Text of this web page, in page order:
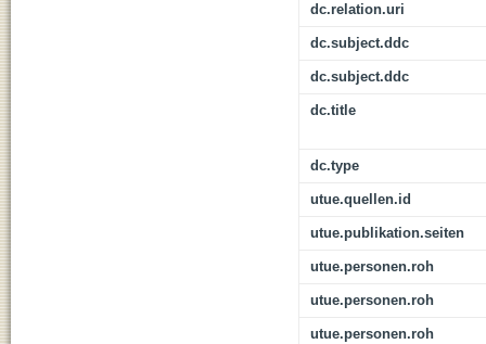
dc.relation.uri
dc.subject.ddc
dc.subject.ddc
dc.title
dc.type
utue.quellen.id
utue.publikation.seiten
utue.personen.roh
utue.personen.roh
utue.personen.roh